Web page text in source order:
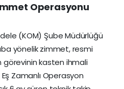
Operasyonu
(KOM) Şube Müdürlüğü
yönelik zimmet, resmi
görevinin kasten ihmali
Zamanlı Operasyon